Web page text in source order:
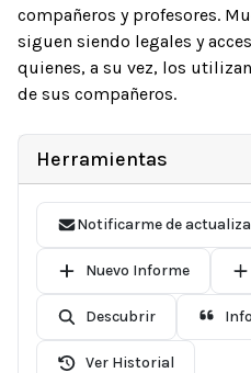
compañeros y profesores.
siguen siendo legales y
quienes, a su vez, los
de sus compañeros.
Herramientas
Notificarme de
Nuevo Informe
Descubrir
Ver Historial